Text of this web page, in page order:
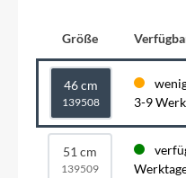
Größe
46 cm
139508
3-9
51 cm
139509